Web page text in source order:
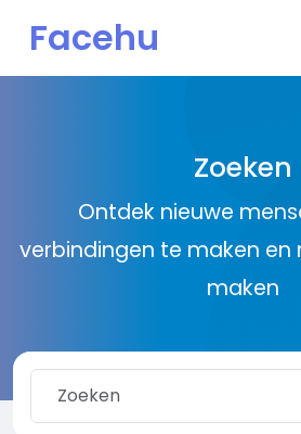
Facehu
Zoeken
Ontdek nieuwe
verbindingen te maken en
maken